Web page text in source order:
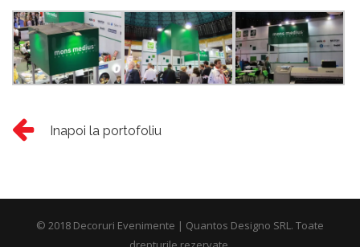
Inapoi la portofoliu
© 2018 Decoruri Evenimente | Quantos Designo SRL. Toate